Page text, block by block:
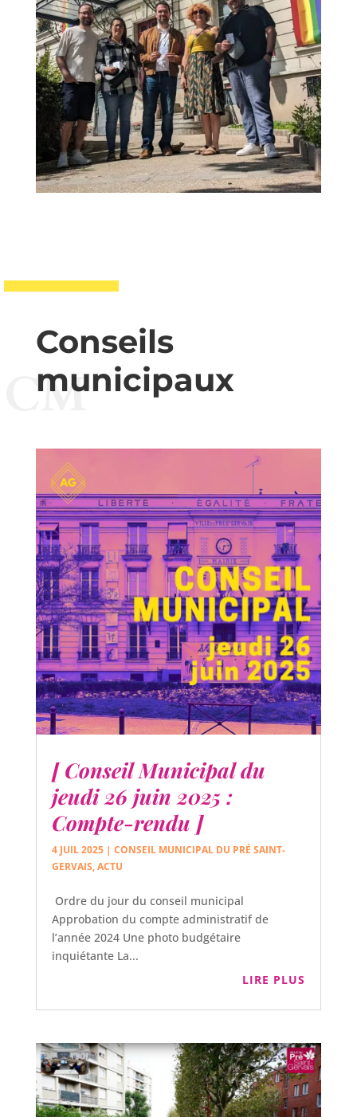
Conseils
municipaux
CM
[ Conseil Municipal du
jeudi 26 juin 2025 :
Compte-rendu ]
4 JUIL 2025| CONSEIL MUNICIPAL DU PRÉ SAINT-
GERVAIS,ACTU
Ordre du jour du conseil municipal
Approbation du compte administratif de
l’année 2024 Une photo budgétaire
inquiétante La...
LIRE PLUS